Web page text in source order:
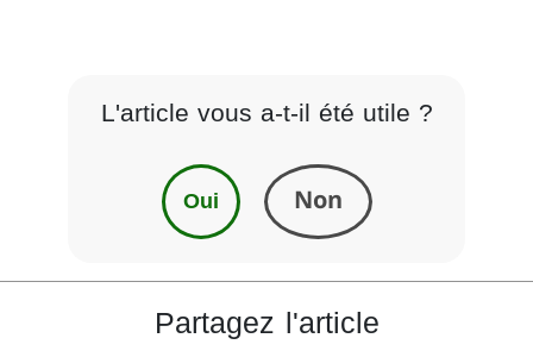
L'article vous a-t-il été utile ?
Oui Non
Partagez l'article